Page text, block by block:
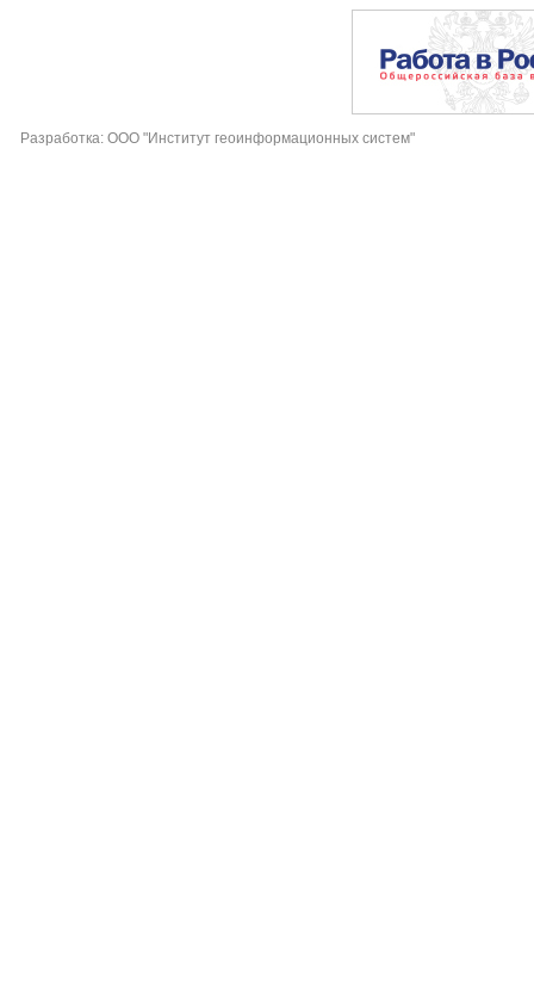
Разработка: ООО "Институт геоинформационных систем"